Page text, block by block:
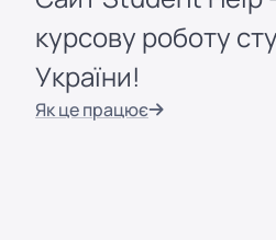
курсову роботу
України!
Як це працює